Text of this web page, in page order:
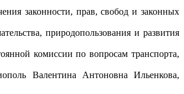
законности, прав, свобод и законных
природопользования и развития
комиссии по вопросам транспорта,
Валентина Антоновна Ильенкова,